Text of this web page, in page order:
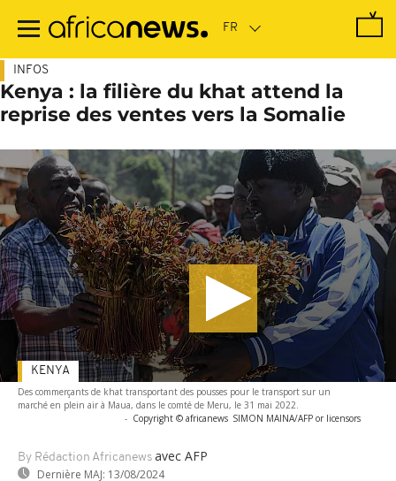
contenu
INFOS
Kenya : la filière du khat attend la
reprise des ventes vers la Somalie
Des commerçants de khat transportant des pousses pour le transport sur un
marché en plein air à Maua, dans le comté de Meru, le 31 mai 2022.
- Copyright © africanews SIMON MAINA/AFP or licensors
By Rédaction Africanews avec AFP
Dernière MAJ: 13/08/2024
KENYA